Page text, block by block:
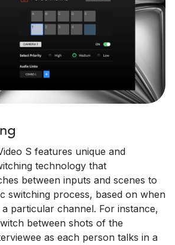
S features unique and
technology that
between inputs and scenes to
switching process, based on when
particular channel. For instance,
between shots of the
as each person talks in a